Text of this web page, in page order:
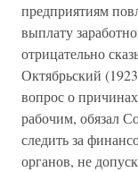
предприятиям
выплату
отрицательно
Октябрьский
вопрос о
рабочим, обязал
следить за
органов, не